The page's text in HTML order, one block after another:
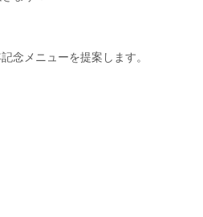
念メニューを提案します。